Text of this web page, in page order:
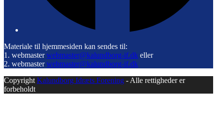
Materiale til hjemmesiden kan sendes til:
1. webmasterwebmaster@kalundborg-if.dk eller
2. webmasterwebmaster@kalundborg-if.dk
Copyright Kalundborg Idræts Forening - Alle rettigheder er
forbeholdt